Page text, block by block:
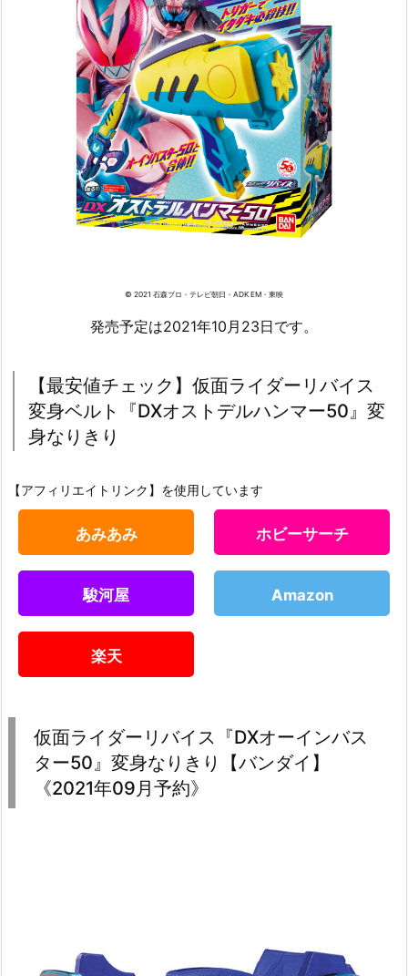
© 2021 石森プロ・テレビ朝日・ADK EM・東映
発売予定は2021年10月23日です。
【最安値チェック】仮面ライダーリバイス
変身ベルト『DXオストデルハンマー50』変
身なりきり
【アフィリエイトリンク】を使用しています
あみあみ ホビーサーチ
駿河屋 Amazon
楽天
仮面ライダーリバイス『DXオーインバス
ター50』変身なりきり【バンダイ】
《2021年09月予約》